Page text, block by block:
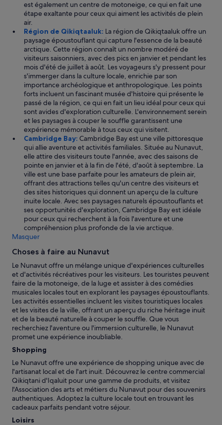
T
o
k
e
t
t
l
e
a
n
d
a
m
i
c
r
o
w
a
v
e
.
T
est également un centre de motoneige, ce qui en fait une
étape exaltante pour ceux qui aiment les activités de plein
air.
Région de Qikiqtaaluk: La région de Qikiqtaaluk offre un
paysage époustouflant qui capture l'essence de la beauté
arctique. Cette région connaît un nombre modéré de
visiteurs saisonniers, avec des pics en janvier et pendant les
mois d'été de juillet à août. Les voyageurs s'y pressent pour
s'immerger dans la culture locale, enrichie par son
importance archéologique et anthropologique. Les points
forts incluent un fascinant musée d'histoire qui présente le
passé de la région, ce qui en fait un lieu idéal pour ceux qui
sont avides d'exploration culturelle. L'environnement serein
et les paysages à couper le souffle garantissent une
expérience mémorable à tous ceux qui visitent.
Cambridge Bay: Cambridge Bay est une ville pittoresque
qui allie aventure et activités familiales. Située au Nunavut,
elle attire des visiteurs toute l'année, avec des saisons de
pointe en janvier et à la fin de l'été, d'août à septembre. La
ville est une base parfaite pour les amateurs de plein air,
offrant des attractions telles qu'un centre des visiteurs et
des sites historiques qui donnent un aperçu de la culture
inuite locale. Avec ses paysages naturels époustouflants et
ses opportunités d'exploration, Cambridge Bay est idéale
pour ceux qui recherchent à la fois l'aventure et une
compréhension plus profonde de la vie arctique.
Masquer
Choses à faire au Nunavut
Le Nunavut offre un mélange unique d'expériences culturelles
et d'activités récréatives pour les visiteurs. Les touristes peuvent
faire de la motoneige, de la luge et assister à des comédies
musicales locales tout en explorant les paysages époustouflants.
Les activités essentielles incluent les visites touristiques locales
et les visites de la ville, offrant un aperçu du riche héritage inuit
et de la beauté naturelle à couper le souffle. Que vous
recherchiez l'aventure ou l'immersion culturelle, le Nunavut
promet une expérience inoubliable.
Shopping
Le Nunavut offre une expérience de shopping unique avec de
l'artisanat local et de l'art inuit. Découvrez le centre commercial
Qikiqtani d'Iqaluit pour une gamme de produits, et visitez
l'Association des arts et métiers du Nunavut pour des souvenirs
authentiques. Adoptez la culture locale tout en trouvant les
cadeaux parfaits pendant votre séjour.
Loisirs